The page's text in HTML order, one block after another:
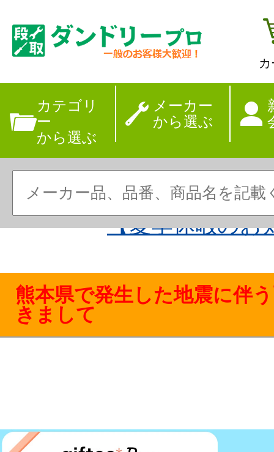
カテゴリ
ー
から選ぶ
メーカー
から選ぶ
【夏季休暇のお
熊本県で発生した地震に伴
きまして